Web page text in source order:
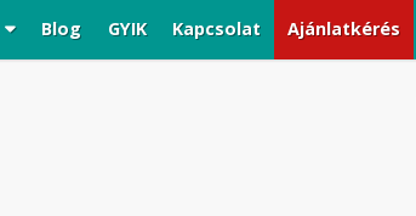
Blog GYIK Kapcsolat Ajánlatkérés